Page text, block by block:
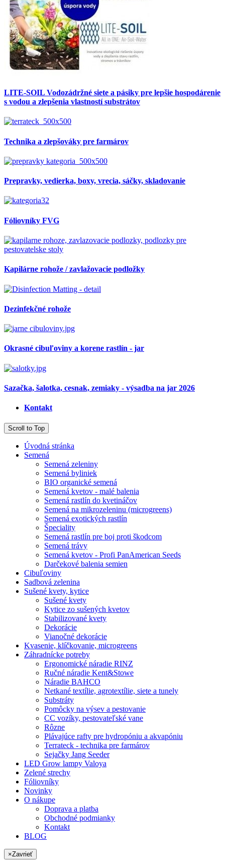
LITE-SOIL Vodozádržné siete a pásiky pre lepšie hospodárenie
s vodou a zlepšenia vlastností substrátov
Technika a zlepšováky pre farmárov
Prepravky, vedierka, boxy, vrecia, sáčky, skladovanie
Fóliovníky FVG
Kapilárne rohože / zavlažovacie podložky
Dezinfekčné rohože
Okrasné cibuľoviny a korene rastlín - jar
Sazačka, šalotka, cesnak, zemiaky - výsadba na jar 2026
Kontakt
Scroll to Top
Úvodná stránka
Semená
Semená zeleniny
Semená byliniek
BIO organické semená
Semená kvetov - malé balenia
Semená rastlín do kvetináčov
Semená na mikrozeleninu (microgreens)
Semená exotických rastlín
Špeciality
Semená rastlín pre boj proti škodcom
Semená trávy
Semená kvetov - Profi PanAmerican Seeds
Darčekové balenia semien
Cibuľoviny
Sadbová zelenina
Sušené kvety, kytice
Sušené kvety
Kytice zo sušených kvetov
Stabilizované kvety
Dekorácie
Vianočné dekorácie
Kvasenie, klíčkovanie, microgreens
Záhradnícke potreby
Ergonomické náradie RINZ
Ručné náradie Kent&Stowe
Náradie BAHCO
Netkané textílie, agrotextílie, siete a tunely
Substráty
Pomôcky na výsev a pestovanie
CC vozíky, pestovateľské vane
Rôzne
Plávajúce rafty pre hydropóniu a akvapóniu
Terrateck - technika pre farmárov
Sejačky Jang Seeder
LED Grow lampy Valoya
Zelené strechy
Fóliovníky
Novinky
O nákupe
Doprava a platba
Obchodné podmianky
Kontakt
BLOG
×Zavrieť